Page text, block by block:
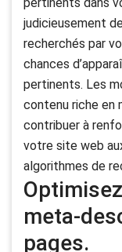
judicieusement
recherchés par
chances
pertinents. Les
contenu riche en
contribuer à
votre site web
algorithmes de
meta-
pages.